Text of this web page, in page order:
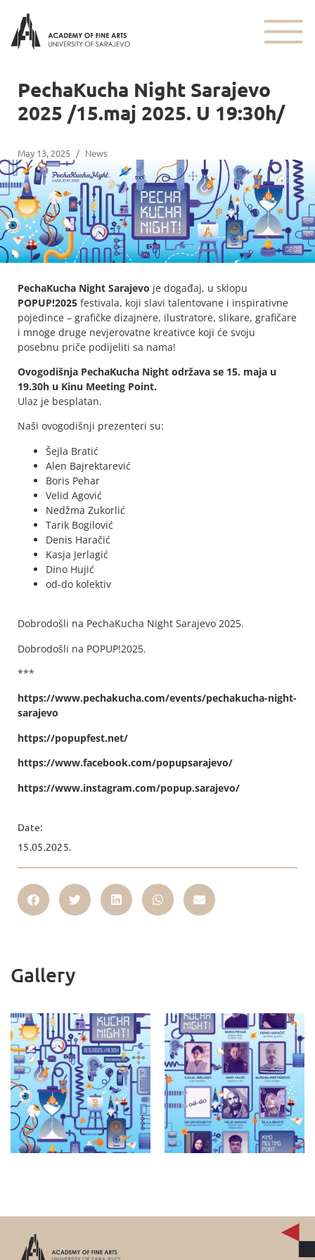
PechaKucha Night Sarajevo
2025 /15.maj 2025. U 19:30h/
May 13, 2025 / News
PechaKucha Night Sarajevo je događaj, u sklopu
POPUP!2025 festivala, koji slavi talentovane i inspirativne
pojedince – grafičke dizajnere, ilustratore, slikare, grafičare
i mnoge druge nevjerovatne kreativce koji će svoju
posebnu priče podijeliti sa nama!
Ovogodišnja PechaKucha Night održava se 15. maja u
19.30h u Kinu Meeting Point.
Ulaz je besplatan.
Naši ovogodišnji prezenteri su:
Šejla Bratić
Alen Bajrektarević
Boris Pehar
Velid Agović
Nedžma Zukorlić
Tarik Bogilović
Denis Haračić
Kasja Jerlagić
Dino Hujić
od-do kolektiv
Dobrodošli na PechaKucha Night Sarajevo 2025.
Dobrodošli na POPUP!2025.
***
https://www.pechakucha.com/events/pechakucha-night-
sarajevo
https://popupfest.net/
https://www.facebook.com/popupsarajevo/
https://www.instagram.com/popup.sarajevo/
Date:
15.05.2025.
Gallery